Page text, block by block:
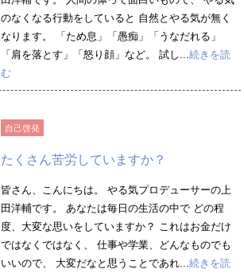
のなくなる行動をしていると 自然とやる気が無く
なります。 「ため息」「愚痴」「うなだれる」
「肩を落とす」「怒り顔」など。 試し...続きを読
む
自己啓発
たくさん苦労していますか？
皆さん、こんにちは。 やる気プロデューサーの上
田洋輔です。 あなたは毎日の生活の中で どの程
度、大変な思いをしていますか？ これはお金だけ
ではなくではなく、 仕事や学業、どんなものでも
いいので、 大変だなと思うことであれ...続きを読